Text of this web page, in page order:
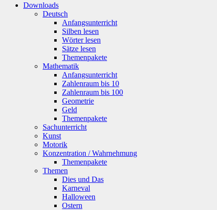
Downloads
Deutsch
Anfangsunterricht
Silben lesen
Wörter lesen
Sätze lesen
Themenpakete
Mathematik
Anfangsunterricht
Zahlenraum bis 10
Zahlenraum bis 100
Geometrie
Geld
Themenpakete
Sachunterricht
Kunst
Motorik
Konzentration / Wahrnehmung
Themenpakete
Themen
Dies und Das
Karneval
Halloween
Ostern